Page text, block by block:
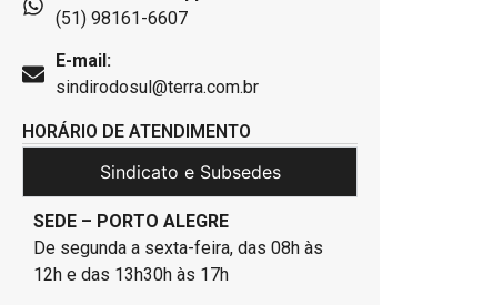
(51) 98161-6607
E-mail:
sindirodosul@terra.com.br
HORÁRIO DE ATENDIMENTO
Sindicato e Subsedes
SEDE – PORTO ALEGRE
De segunda a sexta-feira, das 08h às
12h e das 13h30h às 17h